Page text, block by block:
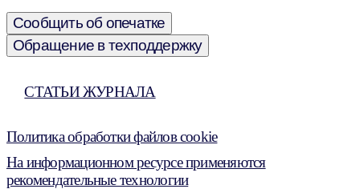
Сообщить об опечатке
Обращение в техподдержку
СТАТЬИ ЖУРНАЛА
Политика обработки файлов cookie
На информационном ресурсе применяются
рекомендательные технологии